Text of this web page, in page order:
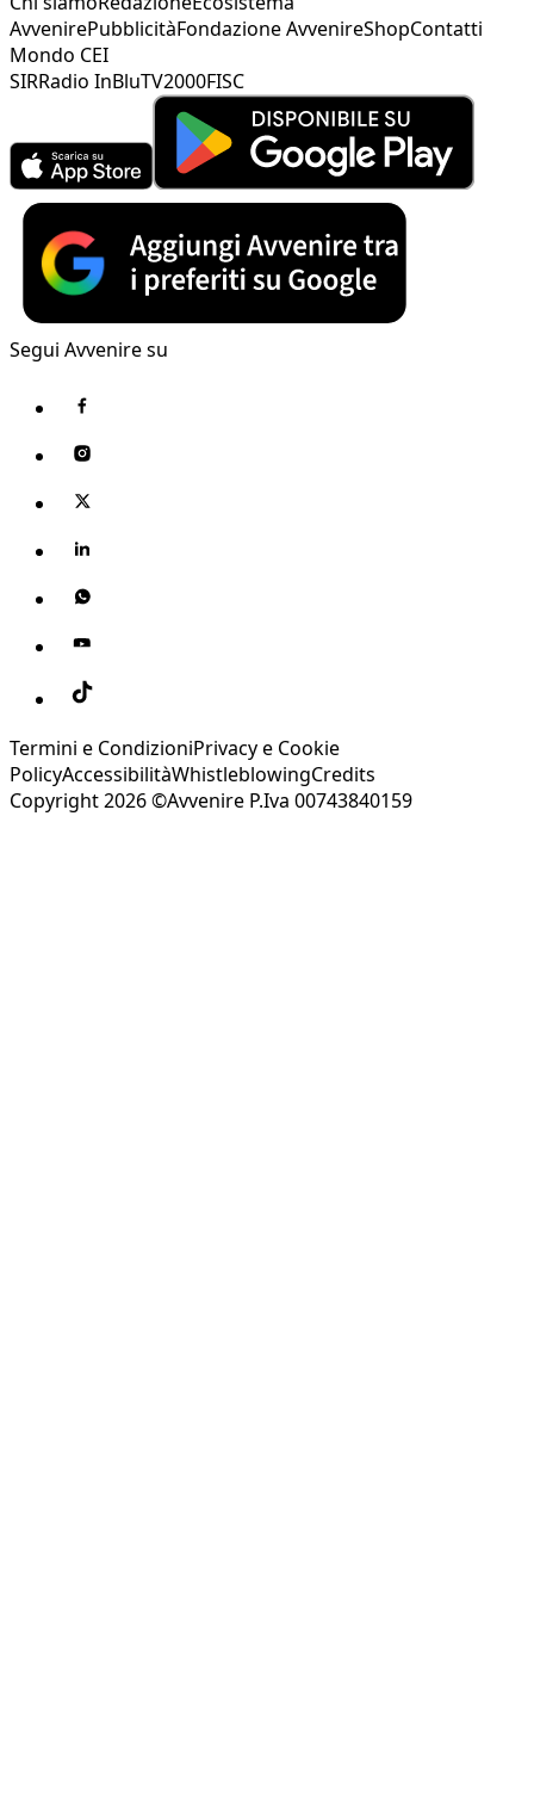
AvvenirePubblicitàFondazione AvvenireShopContatti
Mondo CEI
SIRRadio InBluTV2000FISC
Segui Avvenire su
Termini e CondizioniPrivacy e Cookie
PolicyAccessibilitàWhistleblowingCredits
Copyright 2026 ©Avvenire P.Iva 00743840159